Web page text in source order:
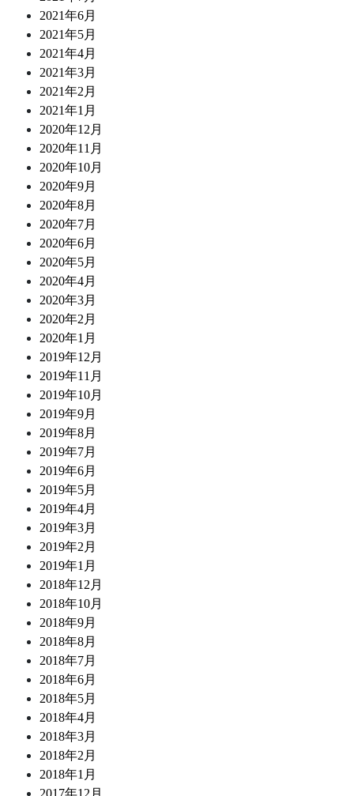
2021年6月
2021年5月
2021年4月
2021年3月
2021年2月
2021年1月
2020年12月
2020年11月
2020年10月
2020年9月
2020年8月
2020年7月
2020年6月
2020年5月
2020年4月
2020年3月
2020年2月
2020年1月
2019年12月
2019年11月
2019年10月
2019年9月
2019年8月
2019年7月
2019年6月
2019年5月
2019年4月
2019年3月
2019年2月
2019年1月
2018年12月
2018年10月
2018年9月
2018年8月
2018年7月
2018年6月
2018年5月
2018年4月
2018年3月
2018年2月
2018年1月